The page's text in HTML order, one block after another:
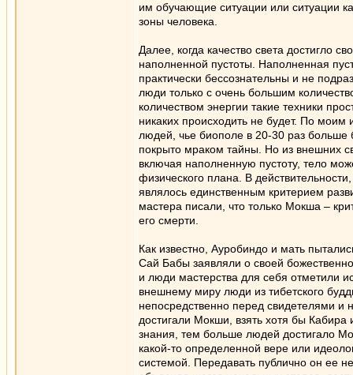
им обучающие ситуации или ситуации
зоны человека.
Далее, когда качество света достигло
наполненной пустоты. Наполненная
практически бессознательны и не
люди только с очень большим
количеством энергии такие техники
никаких происходить не будет. По моим
людей, чье биополе в 20-30 раз больше
покрыто мраком тайны. Но из внешних
включая наполненную пустоту, тело
физического плана. В
являлось единственным критерием
мастера писали, что только Мокша –
его смерти.
Как известно, Ауробиндо и мать
Сай Бабы заявляли о своей
и люди мастерства для себя отметили
внешнему миру люди из тибетского
непосредственно перед свидетелями
достигали Мокши, взять хотя бы
знания, тем больше людей достигало
какой-то определенной вере или
системой. Передавать публично он ее